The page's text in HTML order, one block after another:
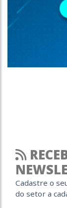
Cadastre o
do setor a